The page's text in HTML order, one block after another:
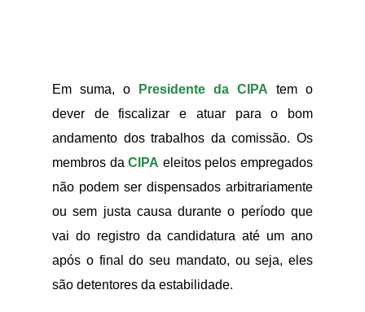
Em suma, o Presidente da CIPA tem o
dever de fiscalizar e atuar para o bom
andamento dos trabalhos da comissão. Os
membros daCIPA eleitos pelos empregados
não podem ser dispensados arbitrariamente
ou sem justa causa durante o período que
vai do registro da candidatura até um ano
após o final do seu mandato, ou seja, eles
são detentores da estabilidade.